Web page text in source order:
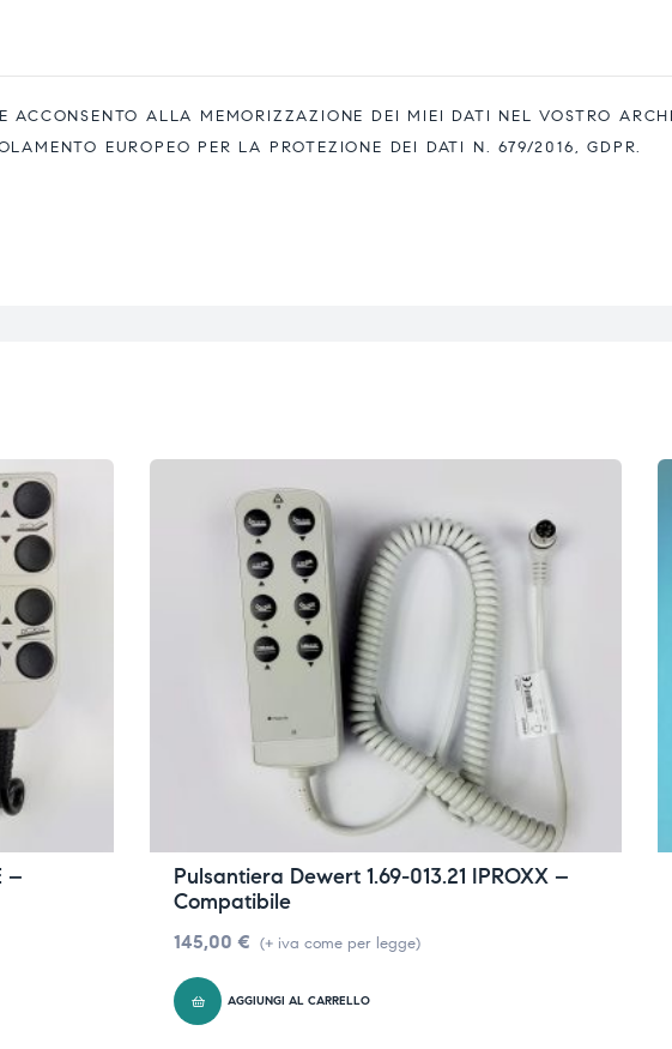
E ACCONSENTO ALLA MEMORIZZAZIONE DEI MIEI DATI NEL VOSTRO
EUROPEO PER LA PROTEZIONE DEI DATI N. 679/2016, GDPR.
–
Pulsantiera Dewert 1.69-013.21 IPROXX –
Compatibile
145,00 € (+ iva come per legge)
AGGIUNGI AL CARRELLO